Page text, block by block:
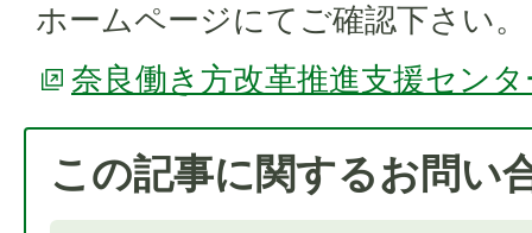
ホームページにてご確認下さい。
奈良働き方改革推進支援センタ
この記事に関するお問い